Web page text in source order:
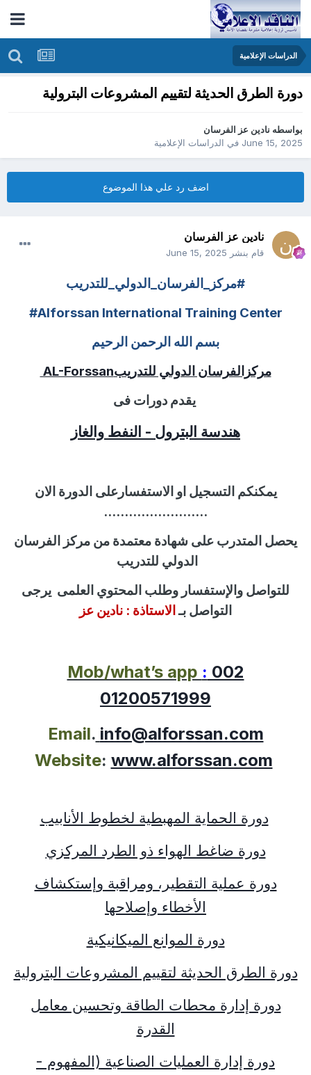
الدراسات الإعلامية
دورة الطرق الحديثة لتقييم المشروعات البترولية
بواسطهنادين عز الفرسان
June 15, 2025في الدراسات الإعلامية
اضف رد علي هذا الموضوع
نادين عز الفرسان
قام بنشر June 15, 2025
#مركز_الفرسان_الدولي_للتدريب
#Alforssan International Training Center
بسم الله الرحمن الرحيم
مركزالفرسان الدولي للتدريبAL-Forssan
يقدم دورات فى
هندسة البترول - النفط والغاز
يمكنكم التسجيل او الاستفسارعلى الدورة الان
.........................
يحصل المتدرب على شهادة معتمدة من مركز الفرسان
الدولي للتدريب
للتواصل والإستفسار وطلب المحتوي العلمى
يرجى
التواصل بـالاستاذة : نادين عز
Mob/what’s app: 002
01200571999
Email. info@alforssan.com
Website:www.alforssan.com
دورة الحماية المهبطية لخطوط الأنابيب
دورة ضاغط الهواء ذو الطرد المركزي
دورة عملية التقطير، ومراقبة وإستكشاف
الأخطاء وإصلاحها
دورة الموانع الميكانيكية
دورة الطرق الحديثة لتقييم المشروعات البترولية
دورة إدارة محطات الطاقة وتحسين معامل
القدرة
دورة إدارة العمليات الصناعية (المفهوم -